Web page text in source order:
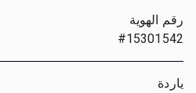
رقم الهوية
#15301542
ياردة